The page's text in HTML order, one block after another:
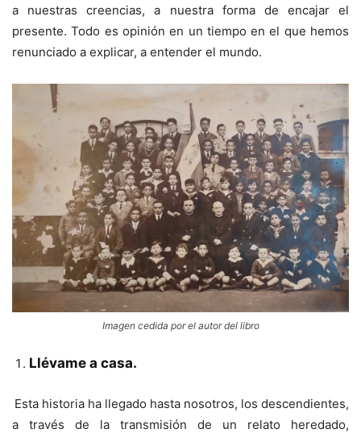
a nuestras creencias, a nuestra forma de encajar el
presente. Todo es opinión en un tiempo en el que hemos
renunciado a explicar, a entender el mundo.
Imagen cedida por el autor del libro
Llévame a casa.
Esta historia ha llegado hasta nosotros, los descendientes,
a través de la transmisión de un relato heredado,